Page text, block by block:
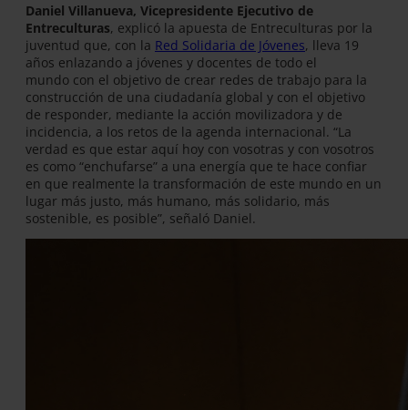
Daniel Villanueva, Vicepresidente Ejecutivo de
Entreculturas, explicó la apuesta de Entreculturas por la
juventud que, con la Red Solidaria de Jóvenes, lleva 19
años enlazando a jóvenes y docentes de todo el
mundo con el objetivo de crear redes de trabajo para la
construcción de una ciudadanía global y con el objetivo
de responder, mediante la acción movilizadora y de
incidencia, a los retos de la agenda internacional. “La
verdad es que estar aquí hoy con vosotras y con vosotros
es como “enchufarse” a una energía que te hace confiar
en que realmente la transformación de este mundo en un
lugar más justo, más humano, más solidario, más
sostenible, es posible”, señaló Daniel.